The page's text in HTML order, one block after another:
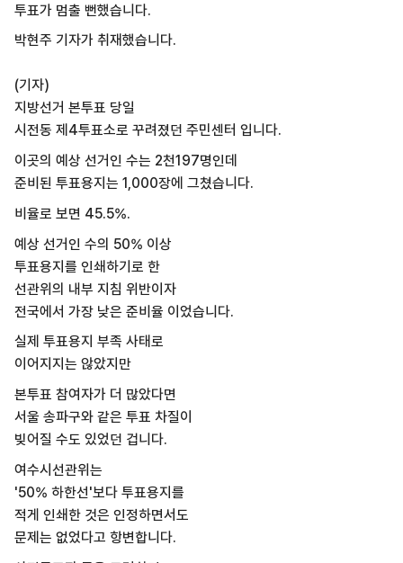
투표가 멈출 뻔했습니다.
박현주 기자가 취재했습니다.
(기자)
지방선거 본투표 당일
시전동 제4투표소로 꾸려졌던 주민센터 입니다.
이곳의 예상 선거인 수는 2천197명인데
준비된 투표용지는 1,000장에 그쳤습니다.
비율로 보면 45.5%.
예상 선거인 수의 50% 이상
투표용지를 인쇄하기로 한
선관위의 내부 지침 위반이자
전국에서 가장 낮은 준비율 이었습니다.
실제 투표용지 부족 사태로
이어지지는 않았지만
본투표 참여자가 더 많았다면
서울 송파구와 같은 투표 차질이
빚어질 수도 있었던 겁니다.
여수시선관위는
'50% 하한선'보다 투표용지를
적게 인쇄한 것은 인정하면서도
문제는 없었다고 항변합니다.